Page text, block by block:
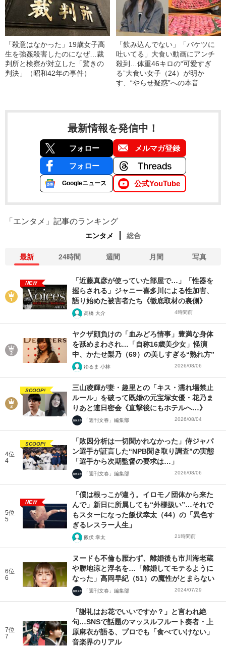
「殺意はなかった」19歳女子高
生を強姦殺害したのになぜ…裁
判所と検察が対立した「驚きの
判決」（昭和42年の事件）
「飲み込んでない」「バケツに
吐いてる」大食い動画にアンチ
殺到…体重46キロの“可愛すぎ
る”大食い女子（24）が明か
す、“やらせ疑惑”への本音
最新情報を発信中！
フォロー メルマガ登録
フォロー
Googleニュース 公式YouTube
「エンタメ」記事のランキング
エンタメ 総合
最新 24時間 週間 月間 写真
NEW
「近藤真彦が使っていた部屋で…」「性器を
握らされる」ジャニー喜多川による性加害、
語り始めた被害者たち《徹底取材の裏側》
髙橋 大介 4時間前
ヤクザ顔負けの「血みどろ情事」豊満な身体
を舐めまわされ…「自称16歳美少女」怪演
中、かたせ梨乃（69）の美しすぎる“熟れ方”
ゆるま 小林 2026/08/06
SCOOP!
三山凌輝が妻・趣里との「キス・濡れ場禁止
ルール」を破って既婚の元宝塚女優・花乃ま
りあと連日密会《直撃後にもホテルへ…》
「週刊文春」編集部 2026/08/04
4位
4
SCOOP!
「敗因分析は一切聞かれなかった」侍ジャパ
ン選手が証言した“NPB聞き取り調査”の実態
「選手から次期監督の要求は…」
「週刊文春」編集部 2026/08/06
5位
5
NEW
「僕は根っこが違う。イロモノ団体から来た
んで」新日に所属しても“外様扱い”…それで
もスターになった飯伏幸太（44）の「異色す
ぎるレスラー人生」
飯伏 幸太 21時間前
6位
6
ヌードも不倫も厭わず、離婚後も市川海老蔵
や勝地涼と浮名を…「離婚してモテるように
なった」高岡早紀（51）の魔性がとまらない
「週刊文春」編集部 2024/07/29
7位
7
「謝礼はお花でいいですか？」と言われ絶
句…SNSで話題のマッスルフルート奏者・上
原麻衣が語る、プロでも「食べていけない」
音楽界のリアル